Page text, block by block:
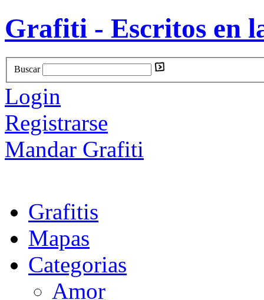
Grafiti - Escritos en
Buscar
Login
Registrarse
Mandar Grafiti
Grafitis
Mapas
Categorias
Amor